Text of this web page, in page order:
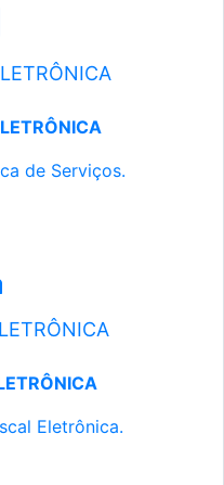
de Serviços.
Eletrônica.